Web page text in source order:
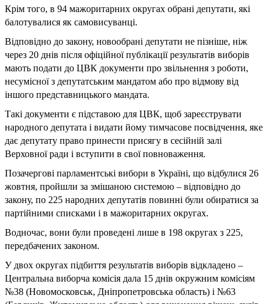
Крім того, в 94 мажоритарних округах обрані депутати, які
балотувалися як самовисуванці.
Відповідно до закону, новообрані депутати не пізніше, ніж
через 20 днів після офіційної публікації результатів виборів
мають подати до ЦВК документи про звільнення з роботи,
несумісної з депутатським мандатом або про відмову від
іншого представницького мандата.
Такі документи є підставою для ЦВК, щоб зареєструвати
народного депутата і видати йому тимчасове посвідчення, яке
дає депутату право принести присягу в сесійній залі
Верховної ради і вступити в свої повноваження.
Позачергові парламентські вибори в Україні, що відбулися 26
жовтня, пройшли за змішаною системою – відповідно до
закону, по 225 народних депутатів повинні були обиратися за
партійними списками і в мажоритарних округах.
Водночас, вони були проведені лише в 198 округах з 225,
передбачених законом.
У двох округах підбиття результатів виборів відкладено –
Центральна виборча комісія дала 15 днів окружним комісіям
№38 (Новомосковськ, Дніпропетровська область) і №63